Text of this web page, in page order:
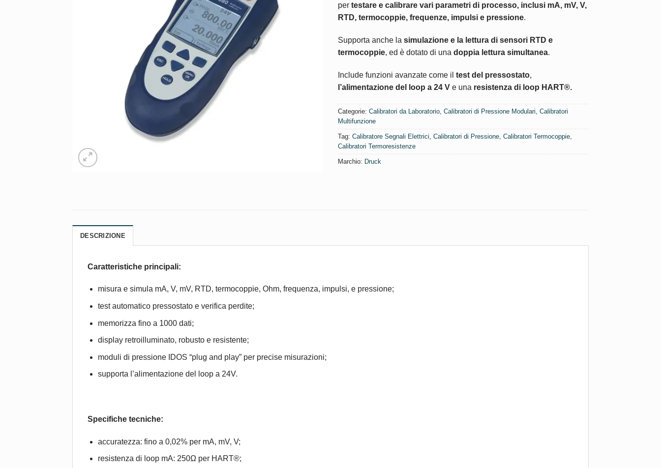
per testare e calibrare vari parametri di processo, inclusi mA, mV, V,
RTD, termocoppie, frequenze, impulsi e pressione.
Supporta anche la simulazione e la lettura di sensori RTD e
termocoppie, ed è dotato di una doppia lettura simultanea.
Include funzioni avanzate come il test del pressostato,
l’alimentazione del loop a 24 V e una resistenza di loop HART®.
Categorie: Calibratori da Laboratorio Calibratori di Pressione Modulari Calibratori
Multifunzione
Tag: Calibratore Segnali Elettrici Calibratori di Pressione Calibratori Termocoppie
Calibratori Termoresistenze
Marchio: Druck
DESCRIZIONE
Caratteristiche principali:
misura e simula mA, V, mV, RTD, termocoppie, Ohm, frequenza, impulsi, e pressione;
test automatico pressostato e verifica perdite;
memorizza fino a 1000 dati;
display retroilluminato, robusto e resistente;
moduli di pressione IDOS “plug and play” per precise misurazioni;
supporta l’alimentazione del loop a 24V.
Specifiche tecniche:
accuratezza: fino a 0,02% per mA, mV, V;
resistenza di loop mA: 250Ω per HART®;